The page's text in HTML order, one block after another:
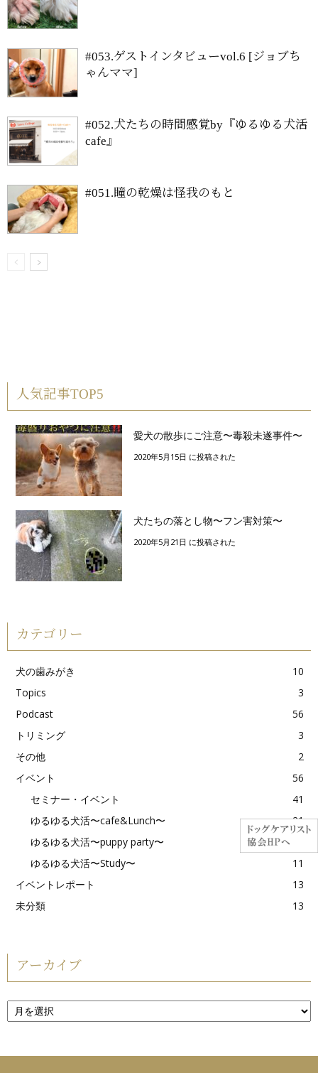
#053.ゲストインタビューvol.6 [ジョブち
ゃんママ]
#052.犬たちの時間感覚by『ゆるゆる犬活
cafe』
#051.瞳の乾燥は怪我のもと
人気記事TOP5
愛犬の散歩にご注意〜毒殺未遂事件〜
2020年5月15日 に投稿された
犬たちの落とし物〜フン害対策〜
2020年5月21日 に投稿された
カテゴリー
犬の歯みがき
10
Topics
3
Podcast
56
トリミング
3
その他
2
イベント
56
セミナー・イベント
41
ゆるゆる犬活〜cafe&Lunch〜
21
ゆるゆる犬活〜puppy party〜
ゆるゆる犬活〜Study〜
11
イベントレポート
13
未分類
13
アーカイブ
ア
ー
ブ